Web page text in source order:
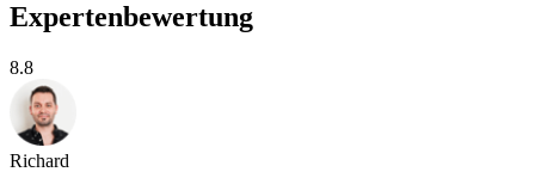
Expertenbewertung
8.8
Richard